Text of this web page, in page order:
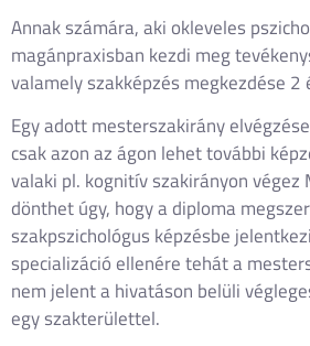
Annak számára, aki okleveles
magánpraxisban kezdi meg
valamely szakképzés megkezdése 2
Egy adott mesterszakirány
csak azon az ágon lehet további
valaki pl. kognitív szakirányon végez
dönthet úgy, hogy a diploma
szakpszichológus képzésbe
specializáció ellenére tehát a
nem jelent a hivatáson belüli
egy szakterülettel.